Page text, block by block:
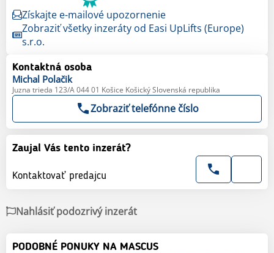
Získajte e-mailové upozornenie
Zobraziť všetky inzeráty od Easi UpLifts (Europe)
s.r.o.
Kontaktná osoba
Michal Polačik
Juzna trieda 123/A 044 01 Košice Košický Slovenská republika
Zobraziť telefónne číslo
Zaujal Vás tento inzerát?
Kontaktovať predajcu
Nahlásiť podozrivý inzerát
PODOBNÉ PONUKY NA MASCUS